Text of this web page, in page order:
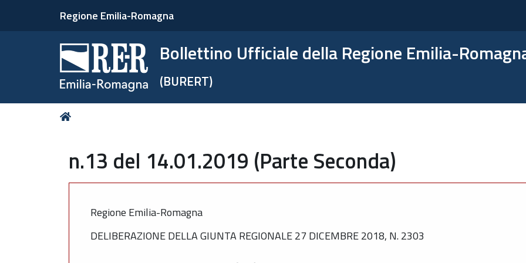
Regione Emilia-Romagna
Bollettino Ufficiale della Regione Emilia-
(BURERT)
Tu
n.13 del 14.01.2019 (Parte Seconda)
Regione Emilia-Romagna
DELIBERAZIONE DELLA GIUNTA REGIONALE 27 DICEMBRE 2018, N. 2303